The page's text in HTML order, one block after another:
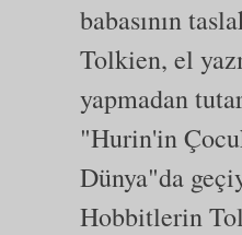
babasının
Tolkien, el
yapmadan
"Hurin'in
Dünya"da
Hobbitlerin